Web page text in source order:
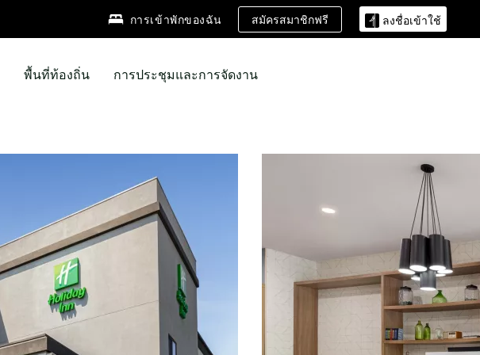
การเข้าพักของฉัน สมัครสมาชิกฟรี ลงชื่อเข้าใช้
พื้นที่ท้องถิ่น การประชุมและการจัดงาน